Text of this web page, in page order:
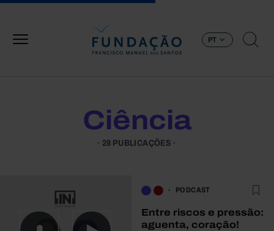
PT
Ciência
28 PUBLICAÇÕES
PODCAST
Entre riscos e pressão:
aguenta, coração!